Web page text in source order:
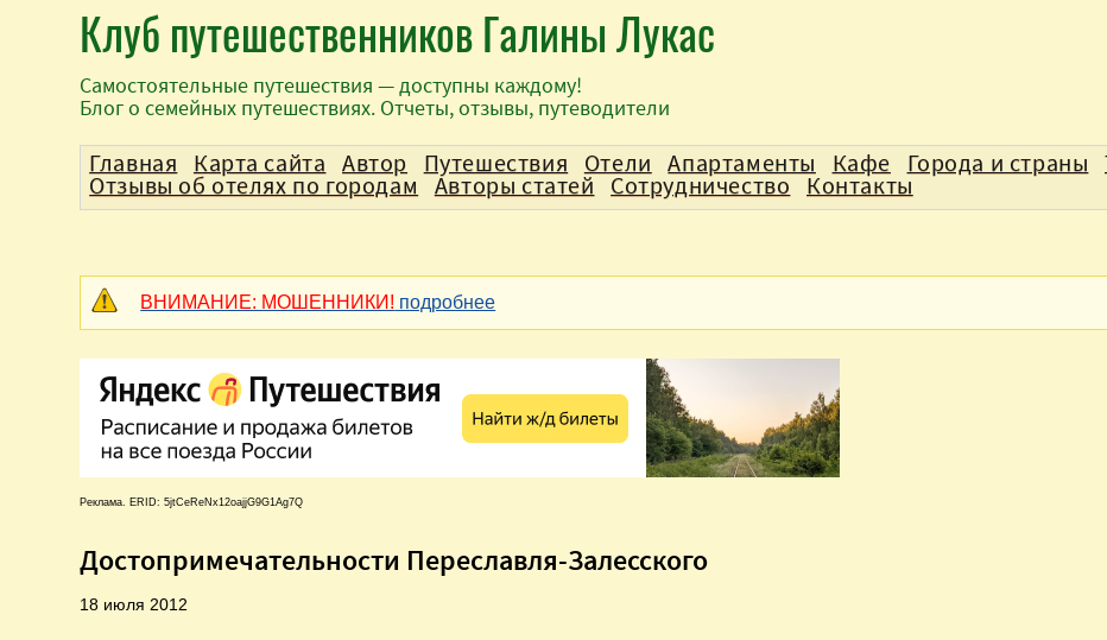
Клуб путешественников Галины Лукас
Самостоятельные путешествия — доступны каждому!
Блог о семейных путешествиях. Отчеты, отзывы, путеводители
ВНИМАНИЕ: МОШЕННИКИ! подробнее
Реклама. ERID: 5jtCeReNx12oajjG9G1Ag7Q
Достопримечательности Переславля-Залесского
18 июля 2012
Главная Карта сайта Автор Путешествия Отели Апартаменты Кафе Города и страны
Отзывы об отелях по городам Авторы статей Сотрудничество Контакты